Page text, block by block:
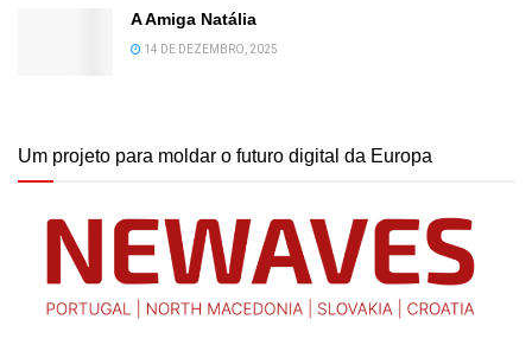
A Amiga Natália
14 DE DEZEMBRO, 2025
Um projeto para moldar o futuro digital da Europa